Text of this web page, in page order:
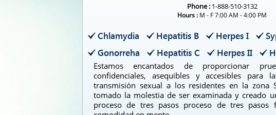
Phone : 1-888-510-3132
Hours : M - F 7:00 AM - 4:00 PM
Chlamydia Hepatitis B Herpes I
Gonorreha
Hepatitis C Herpes II
Estamos encantados de proporcionar
confidenciales, asequibles y accesibles para
transmisión sexual a los residentes en la zona
tomado la molestia de ser examinada y creado
proceso de tres pasos proceso de tres pasos